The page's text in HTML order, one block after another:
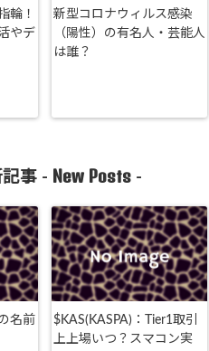
輪！
やデ
新型コロナウィルス感染
（陽性）の有名人・芸能人
は誰？
事 - New Posts -
名前
$KAS(KASPA)：Tier1取引
上上場いつ？スマコン実